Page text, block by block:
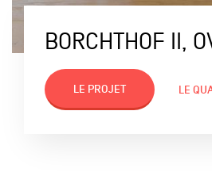
BORCHTHOF II,
LE PROJET LE